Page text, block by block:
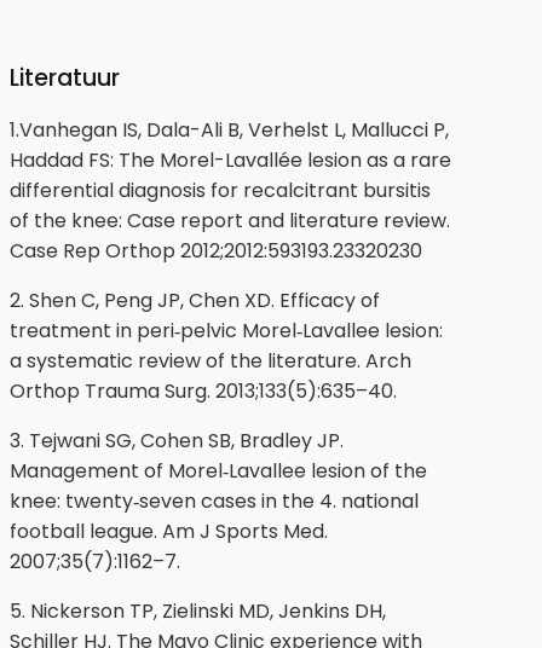
Literatuur
1.Vanhegan IS, Dala-Ali B, Verhelst L, Mallucci P,
Haddad FS: The Morel-Lavallée lesion as a rare
differential diagnosis for recalcitrant bursitis
of the knee: Case report and literature review.
Case Rep Orthop 2012;2012:593193.23320230
2. Shen C, Peng JP, Chen XD. Efficacy of
treatment in peri‐pelvic Morel‐Lavallee lesion:
a systematic review of the literature. Arch
Orthop Trauma Surg. 2013;133(5):635–40.
3. Tejwani SG, Cohen SB, Bradley JP.
Management of Morel‐Lavallee lesion of the
knee: twenty‐seven cases in the 4. national
football league. Am J Sports Med.
2007;35(7):1162–7.
5. Nickerson TP, Zielinski MD, Jenkins DH,
Schiller HJ. The Mayo Clinic experience with